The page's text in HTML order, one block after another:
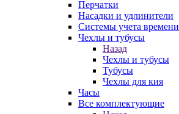
Перчатки
Насадки и удлинители
Системы учета времени
Чехлы и тубусы
Назад
Чехлы и тубусы
Тубусы
Чехлы для кия
Часы
Все комплектующие